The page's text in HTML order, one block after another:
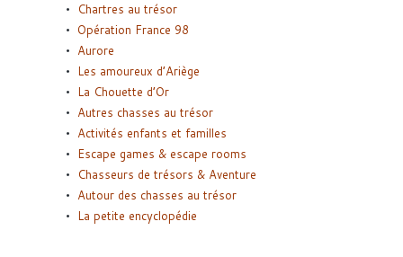
Chartres au trésor
Opération France 98
Aurore
Les amoureux d’Ariège
La Chouette d’Or
Autres chasses au trésor
Activités enfants et familles
Escape games & escape rooms
Chasseurs de trésors & Aventure
Autour des chasses au trésor
La petite encyclopédie